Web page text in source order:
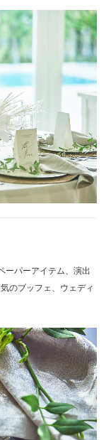
ーパーアイテム、演出
のブッフェ、ウェディ